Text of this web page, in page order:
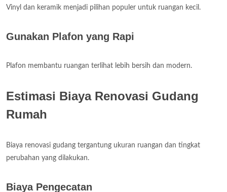
Vinyl dan keramik menjadi pilihan populer untuk ruangan kecil.
Gunakan Plafon yang Rapi
Plafon membantu ruangan terlihat lebih bersih dan modern.
Estimasi Biaya Renovasi Gudang
Rumah
Biaya renovasi gudang tergantung ukuran ruangan dan tingkat
perubahan yang dilakukan.
Biaya Pengecatan